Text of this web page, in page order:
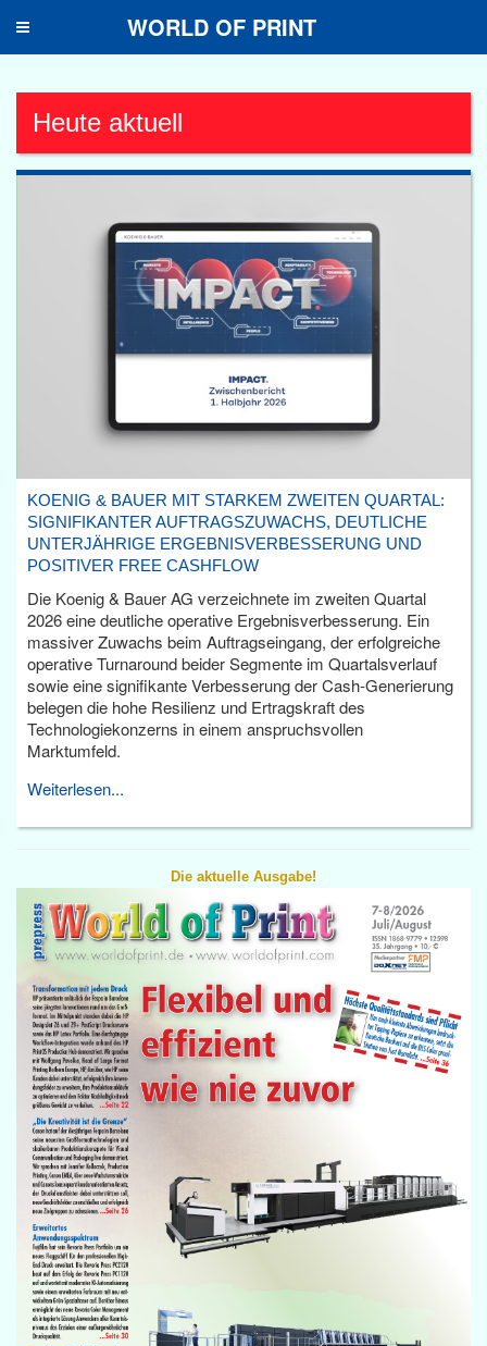
Toggle
WORLD OF PRINT
Heute aktuell
KOENIG & BAUER MIT STARKEM ZWEITEN QUARTAL:
SIGNIFIKANTER AUFTRAGSZUWACHS, DEUTLICHE
UNTERJÄHRIGE ERGEBNISVERBESSERUNG UND
POSITIVER FREE CASHFLOW
Die Koenig & Bauer AG verzeichnete im zweiten Quartal
2026 eine deutliche operative Ergebnisverbesserung. Ein
massiver Zuwachs beim Auftragseingang, der erfolgreiche
operative Turnaround beider Segmente im Quartalsverlauf
sowie eine signifikante Verbesserung der Cash-Generierung
belegen die hohe Resilienz und Ertragskraft des
Technologiekonzerns in einem anspruchsvollen
Marktumfeld.
Weiterlesen...
Die aktuelle Ausgabe!